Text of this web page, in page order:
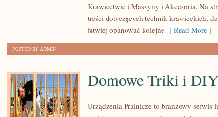
Krawiectwie i Maszyny i Akcesoria. Na
treści dotyczących technik krawieckich,
łatwiej opanować kolejne [ Read More ]
POSTED BY ADMIN
Domowe Triki i DIY
Urządzenia Pralnicze to branżowy serwis